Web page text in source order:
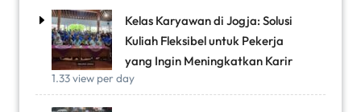
Kelas Karyawan di Jogja: Solusi
Kuliah Fleksibel untuk Pekerja
yang Ingin Meningkatkan Karir
1.33 view per day